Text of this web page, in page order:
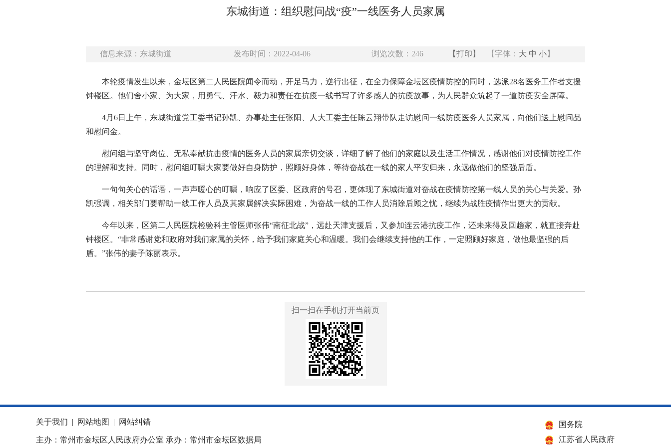
东城街道：组织慰问战“疫”一线医务人员家属
信息来源：东城街道 发布时间：2022-04-06 浏览次数： 246 【打印】 【字体： 大 中 小】
本轮疫情发生以来，金坛区第二人民医院闻令而动，开足马力，逆行出征，在全力保障金坛区疫情防控的同时，选派28名医务工作者支援
钟楼区。他们舍小家、为大家，用勇气、汗水、毅力和责任在抗疫一线书写了许多感人的抗疫故事，为人民群众筑起了一道防疫安全屏障。
4月6日上午，东城街道党工委书记孙凯、办事处主任张阳、人大工委主任陈云翔带队走访慰问一线防疫医务人员家属，向他们送上慰问品
和慰问金。
慰问组与坚守岗位、无私奉献抗击疫情的医务人员的家属亲切交谈，详细了解了他们的家庭以及生活工作情况，感谢他们对疫情防控工作
的理解和支持。同时，慰问组叮嘱大家要做好自身防护，照顾好身体，等待奋战在一线的家人平安归来，永远做他们的坚强后盾。
一句句关心的话语，一声声暖心的叮嘱，响应了区委、区政府的号召，更体现了东城街道对奋战在疫情防控第一线人员的关心与关爱。孙
凯强调，相关部门要帮助一线工作人员及其家属解决实际困难，为奋战一线的工作人员消除后顾之忧，继续为战胜疫情作出更大的贡献。
今年以来，区第二人民医院检验科主管医师张伟“南征北战”，远赴天津支援后，又参加连云港抗疫工作，还未来得及回趟家，就直接奔赴
钟楼区。“非常感谢党和政府对我们家属的关怀，给予我们家庭关心和温暖。我们会继续支持他的工作，一定照顾好家庭，做他最坚强的后
盾。”张伟的妻子陈丽表示。
扫一扫在手机打开当前页
关于我们 | 网站地图 | 网站纠错
主办：常州市金坛区人民政府办公室 承办：常州市金坛区数据局
国务院
江苏省人民政府